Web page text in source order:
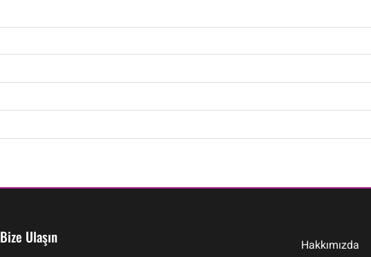
Bize Ulaşın
Hakkımızda